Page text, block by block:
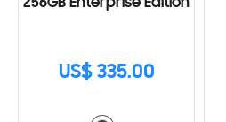
256GB Enterprise Edition
US$ 335.00